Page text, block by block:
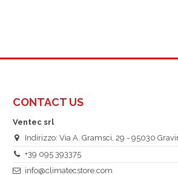
CONTACT US
Ventec srl
Indirizzo: Via A. Gramsci, 29 - 95030
+39 095 393375
info@climatecstore.com